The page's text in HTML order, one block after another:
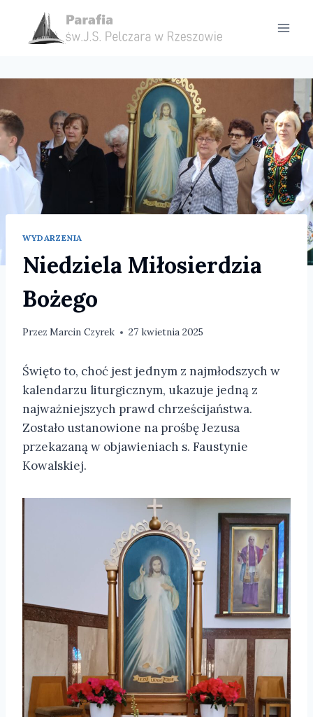
treści
WYDARZENIA
Niedziela Miłosierdzia
Bożego
Przez Marcin Czyrek 27 kwietnia 2025
Święto to, choć jest jednym z najmłodszych w
kalendarzu liturgicznym, ukazuje jedną z
najważniejszych prawd chrześcijaństwa.
Zostało ustanowione na prośbę Jezusa
przekazaną w objawieniach s. Faustynie
Kowalskiej.